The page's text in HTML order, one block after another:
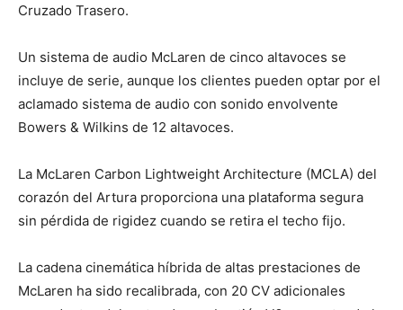
Cruzado Trasero.
Un sistema de audio McLaren de cinco altavoces se
incluye de serie, aunque los clientes pueden optar por el
aclamado sistema de audio con sonido envolvente
Bowers & Wilkins de 12 altavoces.
La McLaren Carbon Lightweight Architecture (MCLA) del
corazón del Artura proporciona una plataforma segura
sin pérdida de rigidez cuando se retira el techo fijo.
La cadena cinemática híbrida de altas prestaciones de
McLaren ha sido recalibrada, con 20 CV adicionales